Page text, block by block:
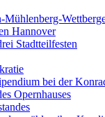
Hannover
Stadtteilfesten
bei der
Opernhauses